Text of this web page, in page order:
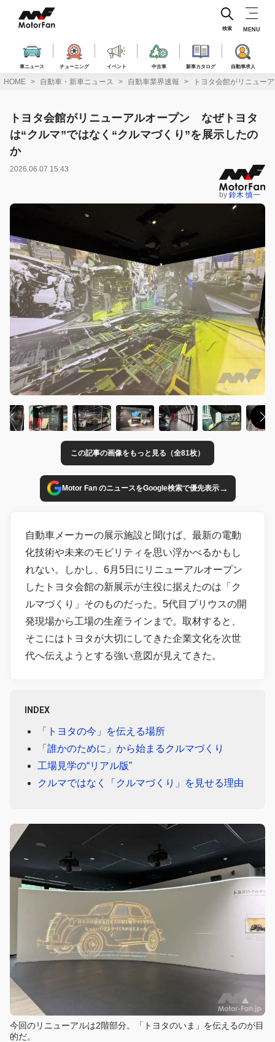
ス
車ニュース チューニング イベント 中古車 新車カタログ 自動車求人
検索 MENU
HOME 自動車・新車ニュース 自動車業界速報 トヨタ会館がリニュー
トヨタ会館がリニューアルオープン なぜトヨタ
は“クルマ”ではなく“クルマづくり”を展示したの
か
2026.06.07 15:43
by 鈴木 慎一
この記事の画像をもっと見る（全81枚）
Motor Fan のニュースをGoogle検索で優先表示→
自動車メーカーの展示施設と聞けば、最新の電動
化技術や未来のモビリティを思い浮かべるかもし
れない。しかし、6月5日にリニューアルオープン
したトヨタ会館の新展示が主役に据えたのは「ク
ルマづくり」そのものだった。5代目プリウスの開
発現場から工場の生産ラインまで。取材すると、
そこにはトヨタが大切にしてきた企業文化を次世
代へ伝えようとする強い意図が見えてきた。
INDEX
「トヨタの今」を伝える場所
「誰かのために」から始まるクルマづくり
工場見学の“リアル版”
クルマではなく「クルマづくり」を見せる理由
今回のリニューアルは2階部分。「トヨタのいま」を伝えるのが目
的だ。